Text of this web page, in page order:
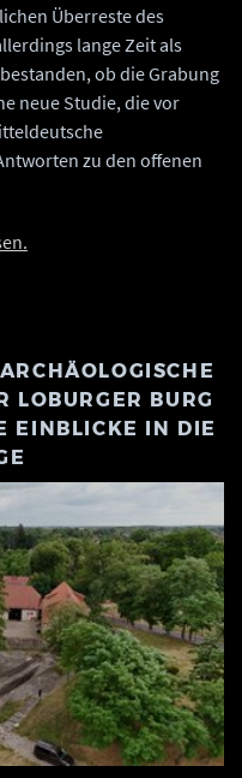
Überreste des
lange Zeit als
ob die Grabung
neue Studie, die vor
zu den offenen
LOBURGER BURG
EINBLICKE IN DIE